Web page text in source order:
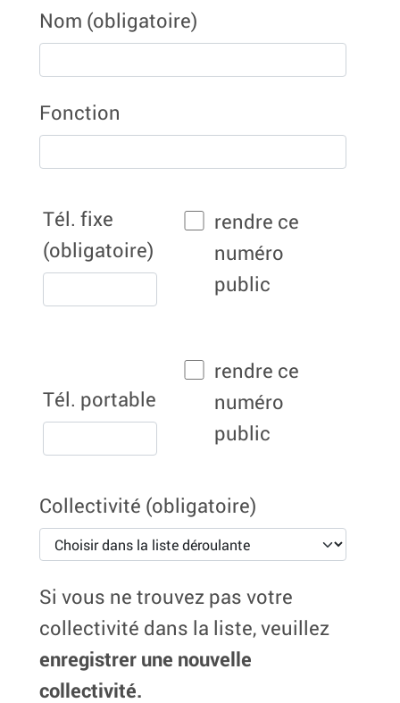
Nom (obligatoire)
Fonction
Tél. fixe
(obligatoire)
rendre ce
numéro
public
Tél. portable
rendre ce
numéro
public
Collectivité (obligatoire)
Si vous ne trouvez pas votre
collectivité dans la liste, veuillez
enregistrer une nouvelle
collectivité.